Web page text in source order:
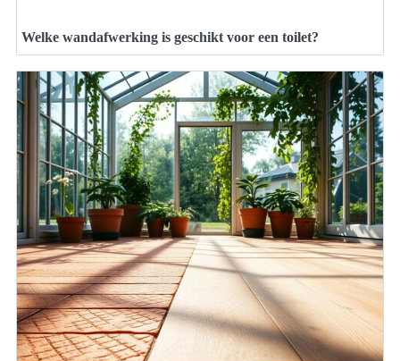
Welke wandafwerking is geschikt voor een toilet?